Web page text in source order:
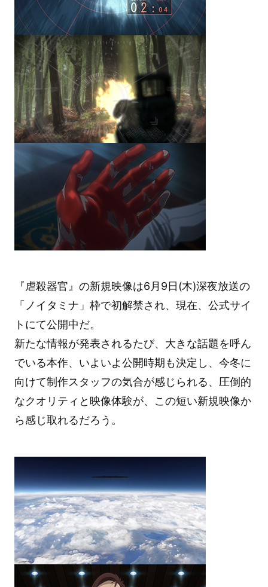
『虐殺器官』の新規映像は6月9日(木)深夜放送の
「ノイタミナ」枠で初解禁され、現在、公式サイ
トにて公開中だ。
新たな情報が発表されるたび、大きな話題を呼ん
でいる本作、いよいよ公開時期も決定し、今冬に
向けて制作スタッフの気合が感じられる、圧倒的
なクオリティと映像体験が、この短い新規映像か
ら感じ取れるだろう。